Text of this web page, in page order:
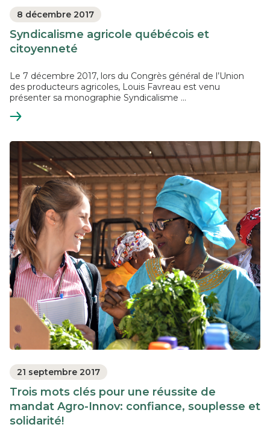
8 décembre 2017
Syndicalisme agricole québécois et
citoyenneté
Le 7 décembre 2017, lors du Congrès général de l’Union
des producteurs agricoles, Louis Favreau est venu
présenter sa monographie Syndicalisme ...
En
plus
21 septembre 2017
Trois mots clés pour une réussite de
mandat Agro-Innov: confiance, souplesse et
solidarité!